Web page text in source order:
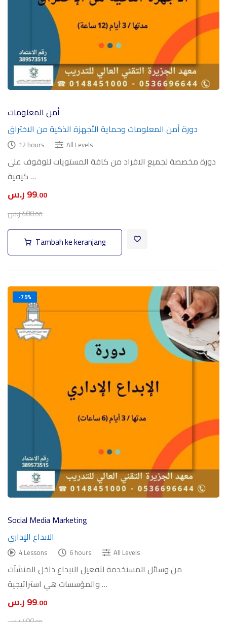
أمن المعلومات
دورة أمن المعلومات وحماية الأجهزة الذكية من الاختراق
12 hours All Levels
دورة مخصصة لجميع الافراد من كافة المستويات للوقوف على
كيفية …
99.00 ر.س
400.00
ر.س
Tambah ke keranjang
-75%
Social Media Marketing
الابداع الإداري
4 Lessons 6 hours All Levels
من وسائل المستخدمة لتفعيل الابداع داخل المنشآت
والمؤسسات هي استراتيجية …
99.00 ر.س